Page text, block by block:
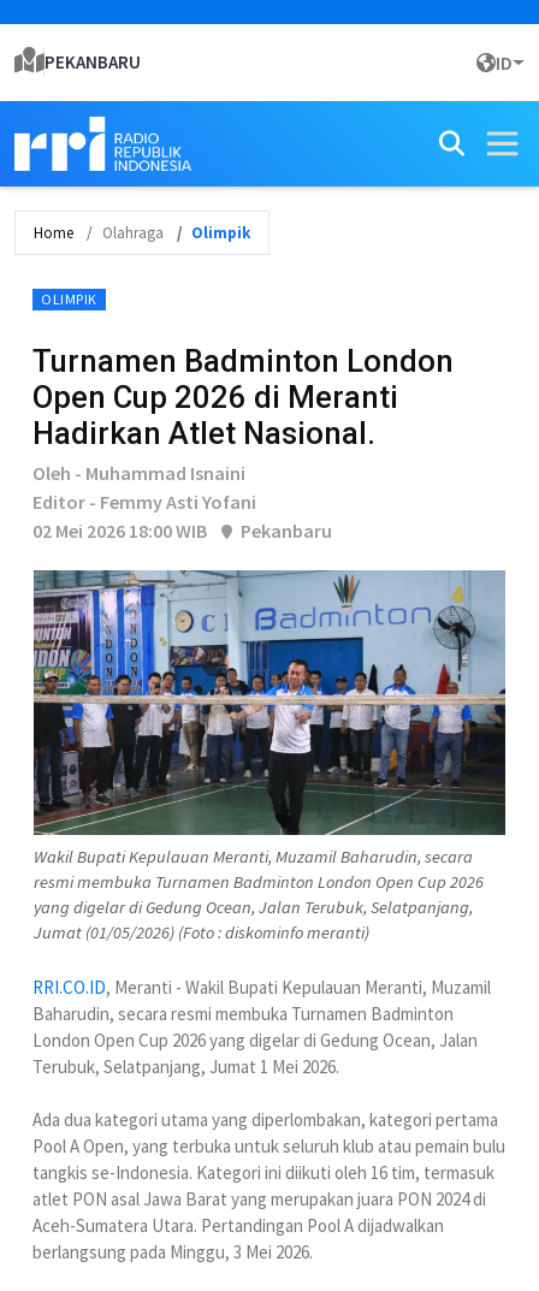
PEKANBARU ID
Home Olahraga Olimpik
OLIMPIK
Turnamen Badminton London
Open Cup 2026 di Meranti
Hadirkan Atlet Nasional.
Oleh - Muhammad Isnaini
Editor - Femmy Asti Yofani
02 Mei 2026 18:00 WIB
Pekanbaru
Wakil Bupati Kepulauan Meranti, Muzamil Baharudin, secara
resmi membuka Turnamen Badminton London Open Cup 2026
yang digelar di Gedung Ocean, Jalan Terubuk, Selatpanjang,
Jumat (01/05/2026) (Foto : diskominfo meranti)
RRI.CO.ID, Meranti - Wakil Bupati Kepulauan Meranti, Muzamil
Baharudin, secara resmi membuka Turnamen Badminton
London Open Cup 2026 yang digelar di Gedung Ocean, Jalan
Terubuk, Selatpanjang, Jumat 1 Mei 2026.
Ada dua kategori utama yang diperlombakan, kategori pertama
Pool A Open, yang terbuka untuk seluruh klub atau pemain bulu
tangkis se-Indonesia. Kategori ini diikuti oleh 16 tim, termasuk
atlet PON asal Jawa Barat yang merupakan juara PON 2024 di
Aceh-Sumatera Utara. Pertandingan Pool A dijadwalkan
berlangsung pada Minggu, 3 Mei 2026.